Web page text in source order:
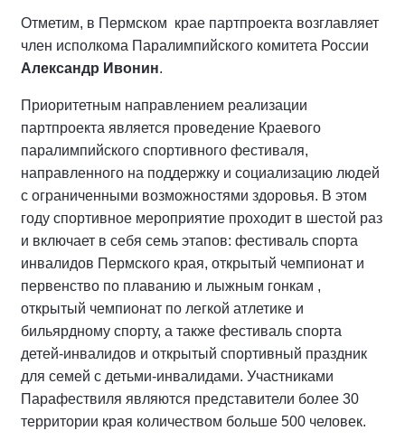
Отметим, в Пермском крае партпроекта возглавляет
член исполкома Паралимпийского комитета России
Александр Ивонин.
Приоритетным направлением реализации
партпроекта является проведение Краевого
паралимпийского спортивного фестиваля,
направленного на поддержку и социализацию людей
с ограниченными возможностями здоровья. В этом
году спортивное мероприятие проходит в шестой раз
и включает в себя семь этапов: фестиваль спорта
инвалидов Пермского края, открытый чемпионат и
первенство по плаванию и лыжным гонкам ,
открытый чемпионат по легкой атлетике и
бильярдному спорту, а также фестиваль спорта
детей-инвалидов и открытый спортивный праздник
для семей с детьми-инвалидами. Участниками
Парафествиля являются представители более 30
территории края количеством больше 500 человек.